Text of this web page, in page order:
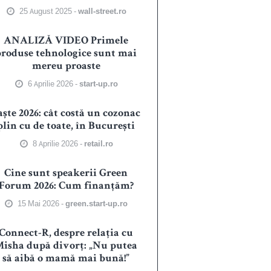
25 August 2025 -wall-street.ro
ANALIZĂ VIDEO Primele
tehnologice sunt mai
mereu proaste
6 Aprilie 2026 -start-up.ro
2026: cât costă un cozonac
cu de toate, în București
8 Aprilie 2026 - retail.ro
Cine sunt speakerii Green
2026: Cum finanțăm?
15 Mai 2026 -green.start-up.ro
R, despre relația cu
după divorț: „Nu putea
să aibă o mamă mai bună!”